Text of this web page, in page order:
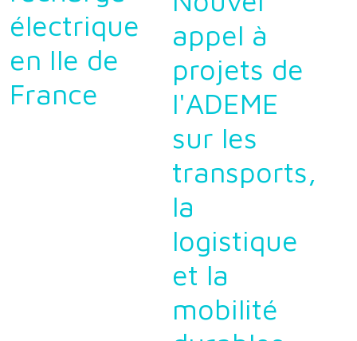
électrique
en Ile de
France
appel à
projets de
l'ADEME
sur les
transports,
la
logistique
et la
mobilité